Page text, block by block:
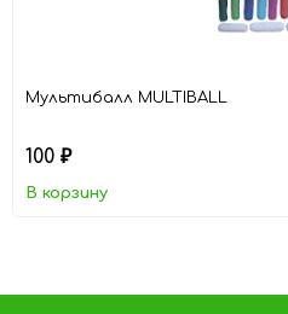
Мультибалл MULTIBALL
100 ₽
В корзину